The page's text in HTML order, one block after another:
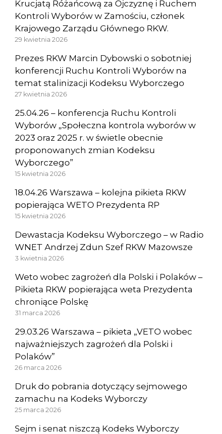
Krucjatą Różańcową za Ojczyznę i Ruchem
Kontroli Wyborów w Zamościu, członek
Krajowego Zarządu Głównego RKW.
29 kwietnia 2026
Prezes RKW Marcin Dybowski o sobotniej
konferencji Ruchu Kontroli Wyborów na
temat stalinizacji Kodeksu Wyborczego
27 kwietnia 2026
25.04.26 – konferencja Ruchu Kontroli
Wyborów „Społeczna kontrola wyborów w
2023 oraz 2025 r. w świetle obecnie
proponowanych zmian Kodeksu
Wyborczego”
15 kwietnia 2026
18.04.26 Warszawa – kolejna pikieta RKW
popierająca WETO Prezydenta RP
15 kwietnia 2026
Dewastacja Kodeksu Wyborczego – w Radio
WNET Andrzej Zdun Szef RKW Mazowsze
3 kwietnia 2026
Weto wobec zagrożeń dla Polski i Polaków –
Pikieta RKW popierająca weta Prezydenta
chroniące Polskę
31 marca 2026
29.03.26 Warszawa – pikieta „VETO wobec
najważniejszych zagrożeń dla Polski i
Polaków”
26 marca 2026
Druk do pobrania dotyczący sejmowego
zamachu na Kodeks Wyborczy
25 marca 2026
Sejm i senat niszczą Kodeks Wyborczy